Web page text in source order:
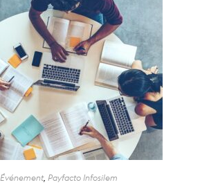
Événement, Payfacto Infosilem